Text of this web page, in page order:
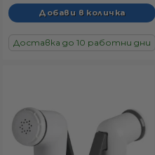
Доставка до 10 работни дни